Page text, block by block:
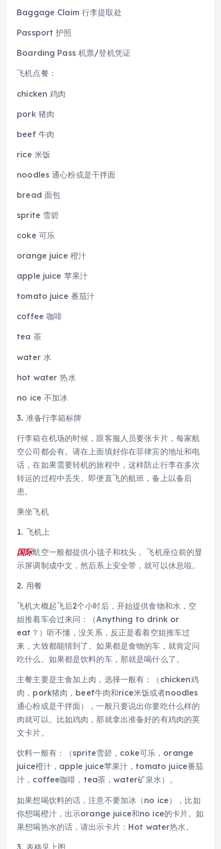
Baggage Claim 行李提取处
Passport 护照
Boarding Pass 机票/登机凭证
飞机点餐：
chicken 鸡肉
pork 猪肉
beef 牛肉
rice 米饭
noodles 通心粉或是干拌面
bread 面包
sprite 雪碧
coke 可乐
orange juice 橙汁
apple juice 苹果汁
tomato juice 番茄汁
coffee 咖啡
tea 茶
water 水
hot water 热水
no ice 不加冰
3. 准备行李箱标牌
行李箱在机场的时候，跟客服人员要张卡片，每家航
空公司都会有。请在上面填好你在菲律宾的地址和电
话，在如果需要转机的旅程中，这样防止行李在多次
转运的过程中丢失。即便直飞的航班，备上以备后
患。
乘坐飞机
1. 飞机上
国际航空一般都提供小毯子和枕头， 飞机座位前的显
示屏调制成中文，然后系上安全带，就可以休息啦。
2. 用餐
飞机大概起飞后2个小时后，开始提供食物和水，空
姐推着车会过来问：（Anything to drink or
eat？）听不懂，没关系，反正是看着空姐推车过
来，大致都能猜到了。如果都是食物的车，就肯定问
吃什么。如果都是饮料的车，那就是喝什么了。
主餐主要是主食加上肉，选择一般有：（chicken鸡
肉，pork猪肉，beef牛肉和rice米饭或者noodles
通心粉或是干拌面），一般只要说出你要吃什么样的
肉就可以。比如鸡肉，那就拿出准备好的有鸡肉的英
文卡片。
饮料一般有：（sprite雪碧，coke可乐，orange
juice橙汁，apple juice苹果汁，tomato juice番茄
汁，coffee咖啡，tea茶，water矿泉水）。
如果想喝饮料的话，注意不要加冰（no ice），比如
你想喝橙汁，出示orange juice和no ice的卡片。如
果想喝热水的话，请出示卡片：Hot water热水。
3. 表格见上图